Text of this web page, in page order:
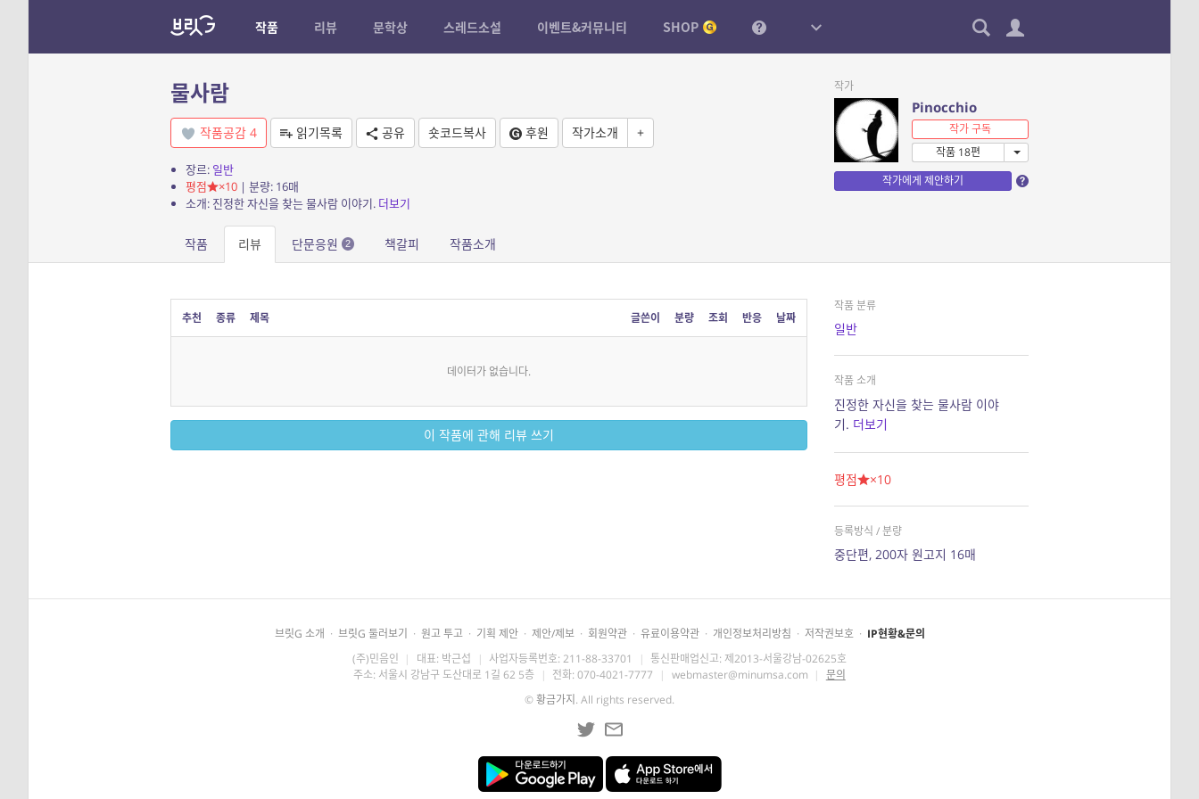
작품 리뷰 문학상 스레드소설 이벤트&커뮤니티 SHOP
물사람
작품공감 4 읽기목록 공유 숏코드복사 후원 작가소개 +
장르: 일반
평점
×10| 분량: 16매
소개: 진정한 자신을 찾는 물사람 이야기. 더보기
작가
Pinocchio
작가 구독
작품 18편
작가에게 제안하기
작품 리뷰 단문응원 2 책갈피 작품소개
추천 종류 제목 글쓴이 분량 조회 반응 날짜
데이터가 없습니다.
이 작품에 관해 리뷰 쓰기
작품 분류
일반
작품 소개
진정한 자신을 찾는 물사람 이야
기. 더보기
평점 ×10
등록방식 / 분량
중단편, 200자 원고지 16매
브릿G 소개 · 브릿G 둘러보기 · 원고 투고 · 기획 제안 · 제안/제보 · 회원약관 · 유료이용약관 · 개인정보처리방침 · 저작권보호 · IP현황&문의
(주)민음인 | 대표: 박근섭 | 사업자등록번호: 211-88-33701 | 통신판매업신고: 제2013-서울강남-02625호
주소: 서울시 강남구 도산대로 1길 62 5층 | 전화: 070-4021-7777 | webmaster@minumsa.com | 문의
©황금가지 . All rights reserved.